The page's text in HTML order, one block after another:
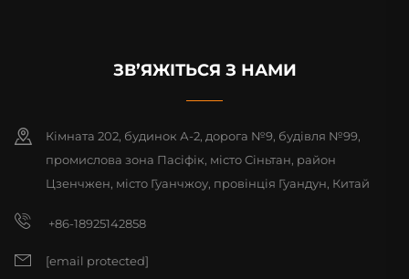
ЗВ’ЯЖІТЬСЯ З НАМИ
Кімната 202, будинок А-2, дорога №9, будівля №99,
промислова зона Пасіфік, місто Сіньтан, район
Цзенчжен, місто Гуанчжоу, провінція Гуандун, Китай
+86-18925142858
[email protected]